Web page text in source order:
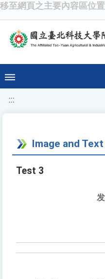
移至網頁之主要內容區位置
:::
Image and
Test 3